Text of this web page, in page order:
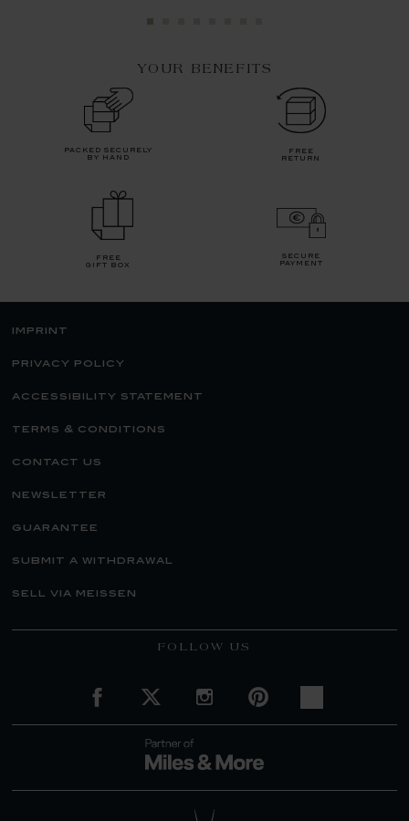
YOUR BENEFITS
packed securely
by hand
free
return
free
gift box
secure
payment
imprint
privacy policy
accessibility statement
terms & conditions
contact us
newsletter
guarantee
submit a withdrawal
sell via meissen
FOLLOW US